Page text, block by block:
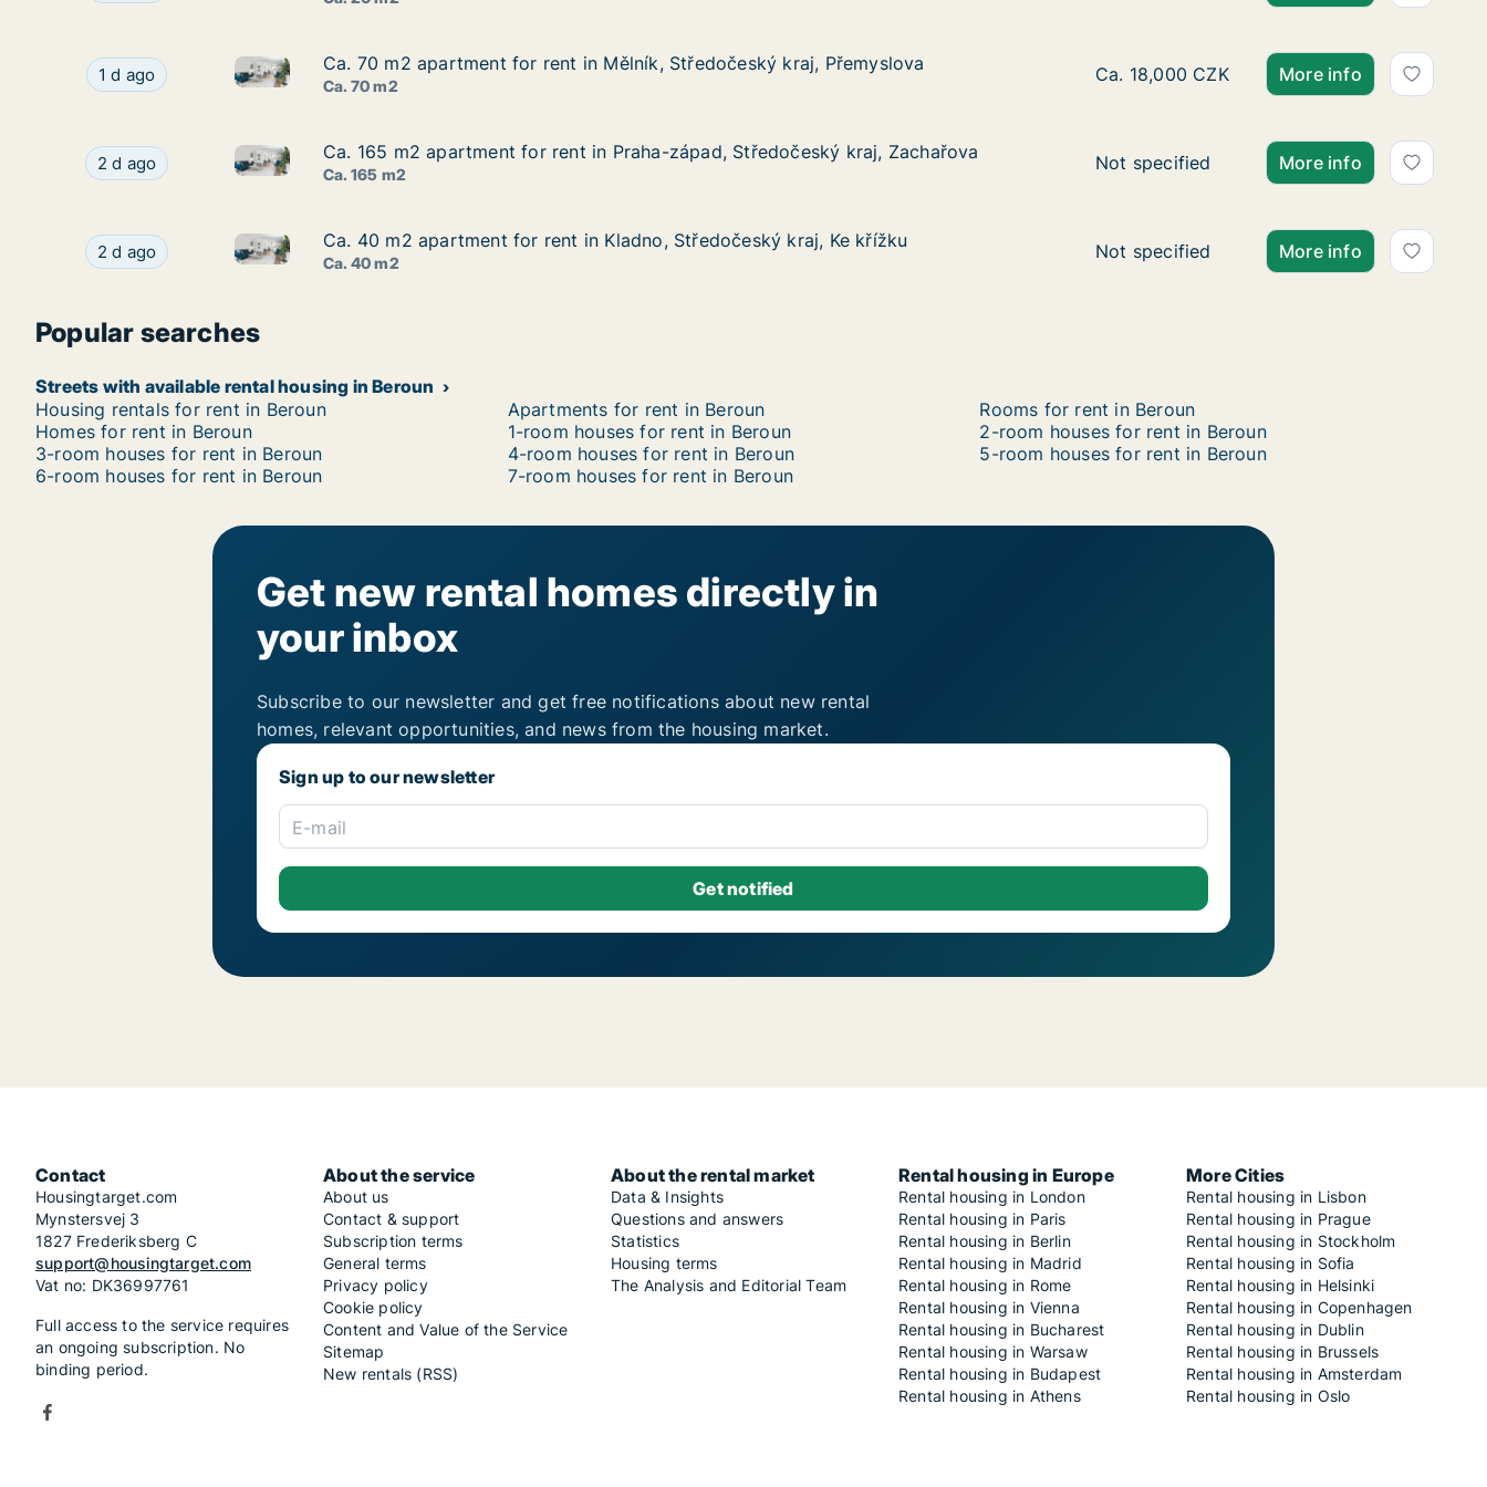
Ca. 70 m2 apartment for rent in Mělník, Středočeský kraj, Přemyslova
1 d ago Ca. 70 m2 apartment for rent in Mělník, Středočeský kraj, Přemyslova
Ca. 70 m2 apartment for rent in Mělník, Středočeský kraj, Přemyslova
Ca. 70 m2 apartment for rent in Mělník, Středočeský kraj, Přemyslova
Ca. 70 m2
Ca. 70 m2 apartment for rent in Mělník,
Ca. 18,000 CZK More info
Ca. 165 m2 apartment for rent in Praha-západ, Středočeský kraj, Zachařova
2 d ago Ca. 165 m2 apartment for rent in Praha-západ, Středočeský kraj, Zachařova
Ca. 165 m2 apartment for rent in Praha-západ, Středočeský kraj, Zachařova
Ca. 165 m2 apartment for rent in Praha-západ, Středočeský kraj, Zachařova
Ca. 165 m2
Ca. 165 m2 apartment for rent in Praha-
Not specified More info
Ca. 40 m2 apartment for rent in Kladno, Středočeský kraj, Ke křížku
2 d ago Ca. 40 m2 apartment for rent in Kladno, Středočeský kraj, Ke křížku
Ca. 40 m2 apartment for rent in Kladno, Středočeský kraj, Ke křížku
Ca. 40 m2 apartment for rent in Kladno, Středočeský kraj, Ke křížku
Ca. 40 m2
Ca. 40 m2 apartment for rent in Kladno,
Not specified More info
Popular searches
Streets with available rental housing in Beroun
Housing rentals for rent in Beroun
Apartments for rent in Beroun
Rooms for rent in Beroun
Homes for rent in Beroun
1-room houses for rent in Beroun
2-room houses for rent in Beroun
3-room houses for rent in Beroun
4-room houses for rent in Beroun
5-room houses for rent in Beroun
6-room houses for rent in Beroun
7-room houses for rent in Beroun
Get new rental homes directly in
your inbox
Subscribe to our newsletter and get free notifications about new rental
homes, relevant opportunities, and news from the housing market.
Sign up to our newsletter
E-mail
Contact
Housingtarget.com
Mynstersvej 3
1827 Frederiksberg C
support@housingtarget.com
Vat no: DK36997761
Full access to the service requires
an ongoing subscription. No
binding period.
About the service
About us
Contact & support
Subscription terms
General terms
Privacy policy
Cookie policy
Content and Value of the Service
Sitemap
New rentals (RSS)
About the rental market
Data & Insights
Questions and answers
Statistics
Housing terms
The Analysis and Editorial Team
Rental housing in Europe
Rental housing in London
Rental housing in Paris
Rental housing in Berlin
Rental housing in Madrid
Rental housing in Rome
Rental housing in Vienna
Rental housing in Bucharest
Rental housing in Warsaw
Rental housing in Budapest
Rental housing in Athens
More Cities
Rental housing in Lisbon
Rental housing in Prague
Rental housing in Stockholm
Rental housing in Sofia
Rental housing in Helsinki
Rental housing in Copenhagen
Rental housing in Dublin
Rental housing in Brussels
Rental housing in Amsterdam
Rental housing in Oslo